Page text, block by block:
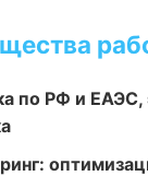
по РФ и ЕАЭС,